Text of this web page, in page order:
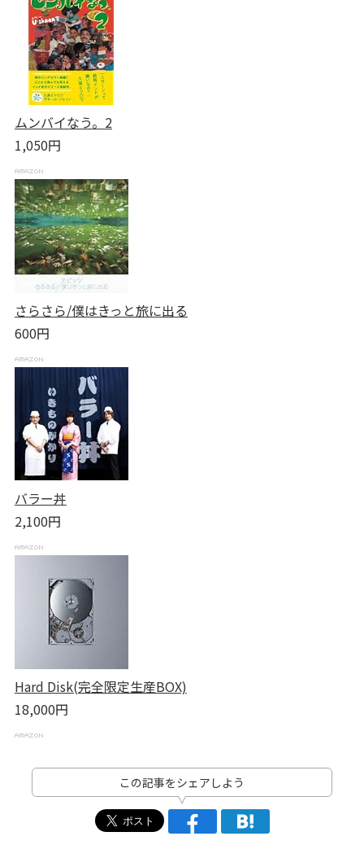
ムンバイなう。2
1,050円
さらさら/僕はきっと旅に出る
600円
バラー丼
2,100円
Hard Disk(完全限定生産BOX)
18,000円
この記事をシェアしよう